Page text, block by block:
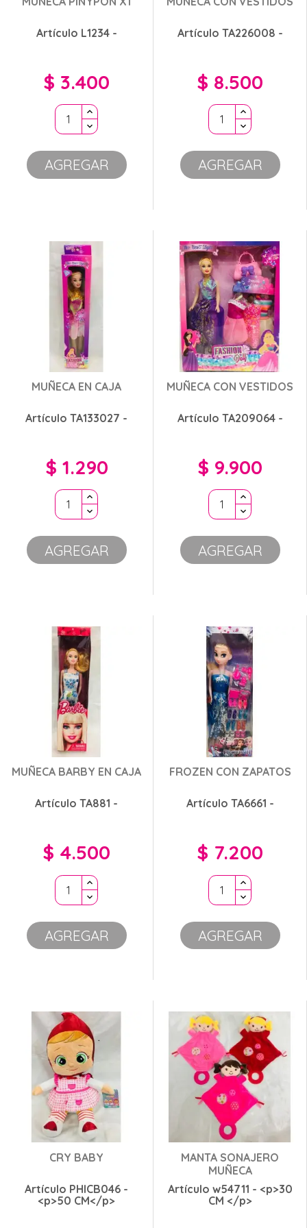
Artículo L1234 -
Precio
$ 3.400
AGREGAR
Artículo TA226008 -
Precio
$ 8.500
AGREGAR
MUÑECA EN CAJA
Artículo TA133027 -
Precio
$ 1.290
AGREGAR
MUÑECA CON VESTIDOS
Artículo TA209064 -
Precio
$ 9.900
AGREGAR
MUÑECA BARBY EN CAJA
Artículo TA881 -
Precio
$ 4.500
AGREGAR
FROZEN CON ZAPATOS
Artículo TA6661 -
Precio
$ 7.200
AGREGAR
CRY BABY
Artículo PHICB046 -
<p>50 CM</p>
MANTA SONAJERO
MUÑECA
Artículo w54711 - <p>30
CM </p>